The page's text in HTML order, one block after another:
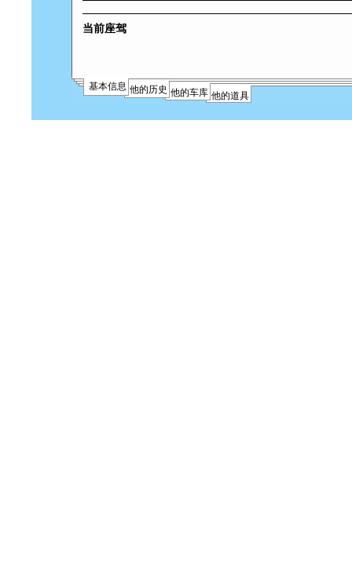
当前座驾
基本信息 他的历史 他的车库 他的道具